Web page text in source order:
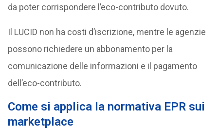
da poter corrispondere l’eco-contributo dovuto.
Il LUCID non ha costi d’iscrizione, mentre le agenzie
possono richiedere un abbonamento per la
comunicazione delle informazioni e il pagamento
dell’eco-contributo.
Come si applica la normativa EPR sui
marketplace